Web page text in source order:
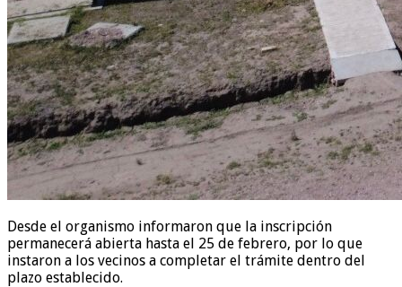
Desde el organismo informaron que la inscripción
permanecerá abierta hasta el 25 de febrero, por lo que
instaron a los vecinos a completar el trámite dentro del
plazo establecido.